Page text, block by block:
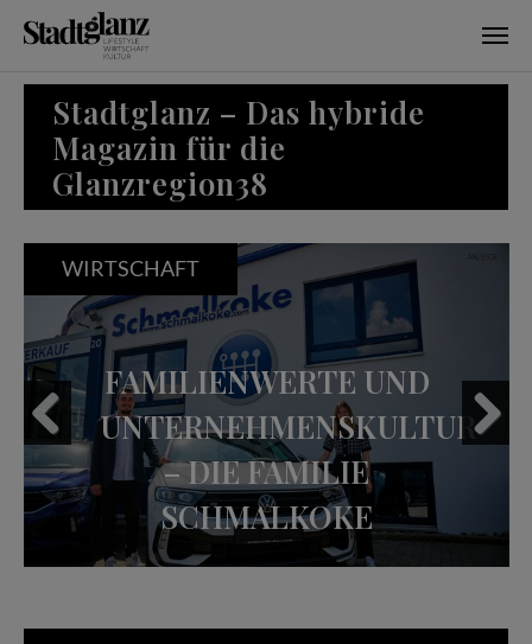
Skip to main content
Stadtglanz – Das hybride
Magazin für die
Glanzregion38
WIRTSCHAFT
FAMILIENWERTE UND
UNTERNEHMENSKULTUR
– DIE FAMILIE
SCHMALKOKE
Previous